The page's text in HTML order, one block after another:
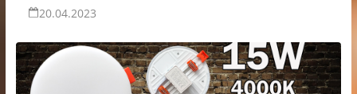
20.04.2023